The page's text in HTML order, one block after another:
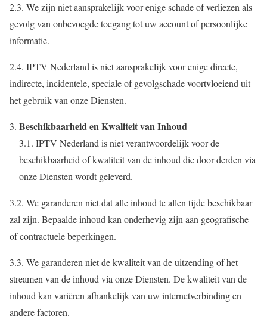
2.3. We zijn niet aansprakelijk voor enige schade of verliezen als
gevolg van onbevoegde toegang tot uw account of persoonlijke
informatie.
2.4. IPTV Nederland is niet aansprakelijk voor enige directe,
indirecte, incidentele, speciale of gevolgschade voortvloeiend uit
het gebruik van onze Diensten.
Beschikbaarheid en Kwaliteit van Inhoud
3.1. IPTV Nederland is niet verantwoordelijk voor de
beschikbaarheid of kwaliteit van de inhoud die door derden via
onze Diensten wordt geleverd.
3.2. We garanderen niet dat alle inhoud te allen tijde beschikbaar
zal zijn. Bepaalde inhoud kan onderhevig zijn aan geografische
of contractuele beperkingen.
3.3. We garanderen niet de kwaliteit van de uitzending of het
streamen van de inhoud via onze Diensten. De kwaliteit van de
inhoud kan variëren afhankelijk van uw internetverbinding en
andere factoren.